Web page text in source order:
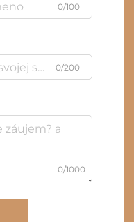
0/100
0/200
0/1000